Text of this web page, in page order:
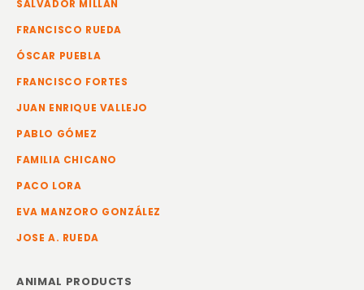
SALVADOR MILLÁN
FRANCISCO RUEDA
ÓSCAR PUEBLA
FRANCISCO FORTES
JUAN ENRIQUE VALLEJO
PABLO GÓMEZ
FAMILIA CHICANO
PACO LORA
EVA MANZORO GONZÁLEZ
JOSE A. RUEDA
ANIMAL PRODUCTS